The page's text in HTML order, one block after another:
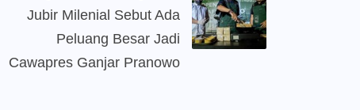
Jubir Milenial Sebut Ada
Peluang Besar Jadi
Cawapres Ganjar Pranowo